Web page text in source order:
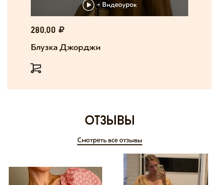
+ Видеоурок
280,00
Блузка Джорджи
отзывы
Смотреть все отзывы